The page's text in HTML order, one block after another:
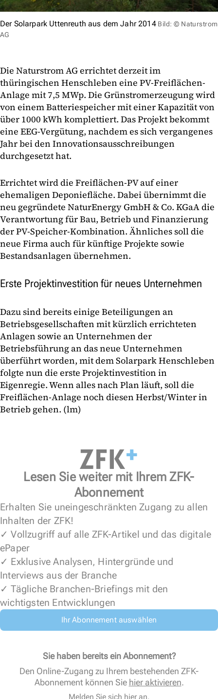
Der Solarpark Uttenreuth aus dem Jahr 2014 Bild: © Naturstrom
AG
Die Naturstrom AG errichtet derzeit im
thüringischen Henschleben eine PV-Freiflächen-
Anlage mit 7,5 MWp. Die Grünstromerzeugung wird
von einem Batteriespeicher mit einer Kapazität von
über 1000 kWh komplettiert. Das Projekt bekommt
eine EEG-Vergütung, nachdem es sich vergangenes
Jahr bei den Innovationsausschreibungen
durchgesetzt hat.
Errichtet wird die Freiflächen-PV auf einer
ehemaligen Deponiefläche. Dabei übernimmt die
neu gegründete NaturEnergy GmbH & Co. KGaA die
Verantwortung für Bau, Betrieb und Finanzierung
der PV-Speicher-Kombination. Ähnliches soll die
neue Firma auch für künftige Projekte sowie
Bestandsanlagen übernehmen.
Erste Projektinvestition für neues Unternehmen
Dazu sind bereits einige Beteiligungen an
Betriebsgesellschaften mit kürzlich errichteten
Anlagen sowie an Unternehmen der
Betriebsführung an das neue Unternehmen
überführt worden, mit dem Solarpark Henschleben
folgte nun die erste Projektinvestition in
Eigenregie. Wenn alles nach Plan läuft, soll die
Freiflächen-Anlage noch diesen Herbst/Winter in
Betrieb gehen. (lm)
Lesen Sie weiter mit Ihrem ZFK-
Abonnement
Erhalten Sie uneingeschränkten Zugang zu allen
Inhalten der ZFK!
✓ Vollzugriff auf alle ZFK-Artikel und das digitale
ePaper
✓ Exklusive Analysen, Hintergründe und
Interviews aus der Branche
✓ Tägliche Branchen-Briefings mit den
wichtigsten Entwicklungen
Ihr Abonnement auswählen
Sie haben bereits ein Abonnement?
Den Online-Zugang zu Ihrem bestehenden ZFK-
Abonnement können Sie hier aktivieren.
Melden Sie sich hier an.